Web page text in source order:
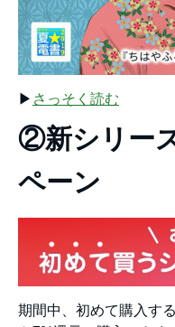
▶︎ さっそく読む
②新シリー
ペーン
期間中、初めて購入す